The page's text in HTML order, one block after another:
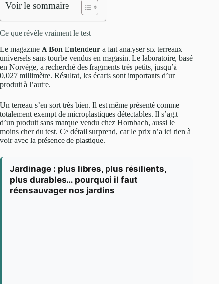
Voir le sommaire
Ce que révèle vraiment le test
Le magazine A Bon Entendeur a fait analyser six terreaux
universels sans tourbe vendus en magasin. Le laboratoire, basé
en Norvège, a recherché des fragments très petits, jusqu’à
0,027 millimètre. Résultat, les écarts sont importants d’un
produit à l’autre.
Un terreau s’en sort très bien. Il est même présenté comme
totalement exempt de microplastiques détectables. Il s’agit
d’un produit sans marque vendu chez Hornbach, aussi le
moins cher du test. Ce détail surprend, car le prix n’a ici rien à
voir avec la présence de plastique.
Jardinage : plus libres, plus résilients,
plus durables… pourquoi il faut
réensauvager nos jardins